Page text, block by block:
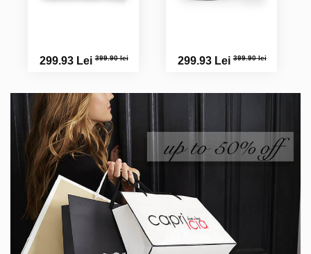
299.93 Lei399.90 lei 299.93 Lei399.90 lei